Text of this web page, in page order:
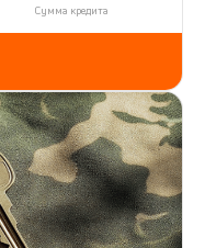
Сумма кредита